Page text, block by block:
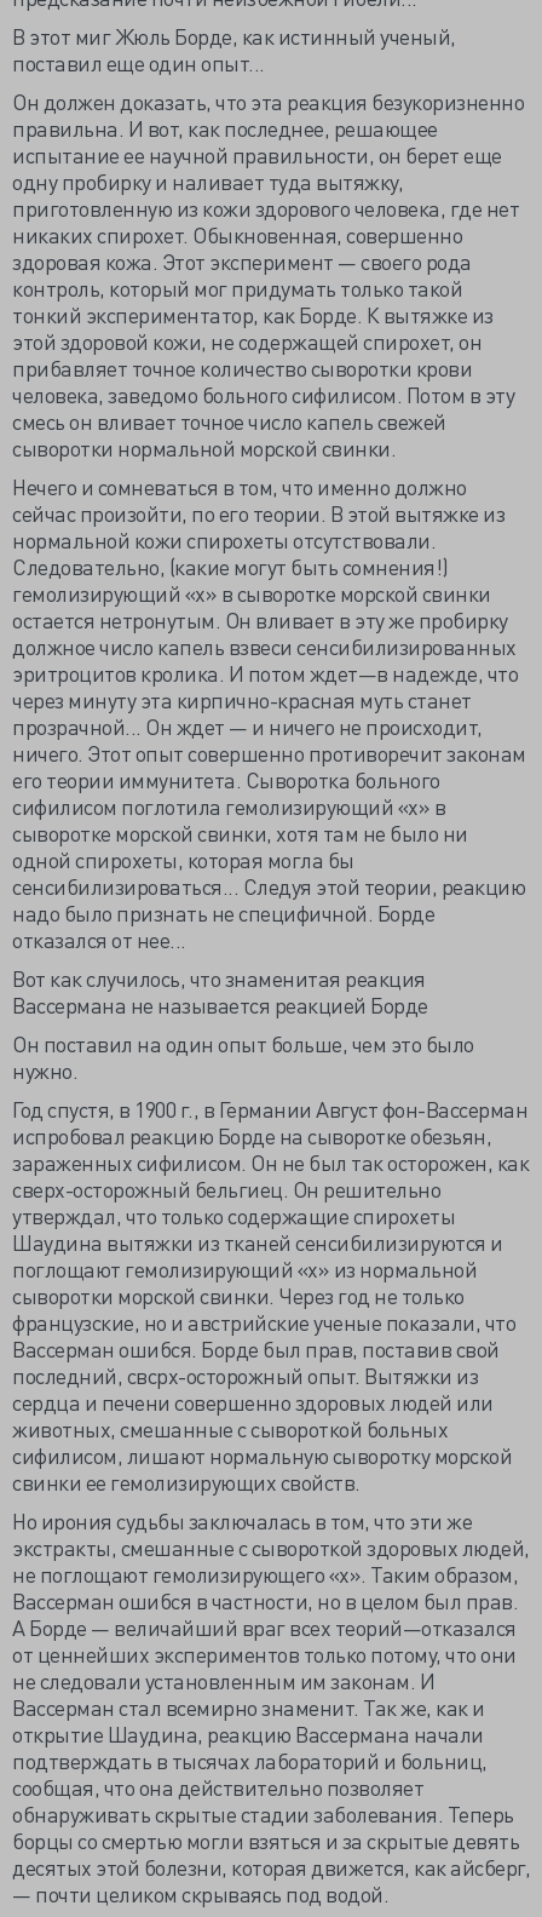
В этот миг Жюль Борде, как истинный ученый,
поставил еще один опыт...
Он должен доказать, что эта реакция безукоризненно
правильна. И вот, как последнее, решающее
испытание ее научной правильности, он берет еще
одну пробирку и наливает туда вытяжку,
приготовленную из кожи здорового человека, где нет
никаких спирохет. Обыкновенная, совершенно
здоровая кожа. Этот эксперимент — своего рода
контроль, который мог придумать только такой
тонкий экспериментатор, как Борде. К вытяжке из
этой здоровой кожи, не содержащей спирохет, он
прибавляет точное количество сыворотки крови
человека, заведомо больного сифилисом. Потом в эту
смесь он вливает точное число капель свежей
сыворотки нормальной морской свинки.
Нечего и сомневаться в том, что именно должно
сейчас произойти, по его теории. В этой вытяжке из
нормальной кожи спирохеты отсутствовали.
Следовательно, (какие могут быть сомнения!)
гемолизирующий «х» в сыворотке морской свинки
остается нетронутым. Он вливает в эту же пробирку
должное число капель взвеси сенсибилизированных
эритроцитов кролика. И потом ждет—в надежде, что
через минуту эта кирпично-красная муть станет
прозрачной... Он ждет — и ничего не происходит,
ничего. Этот опыт совершенно противоречит законам
его теории иммунитета. Сыворотка больного
сифилисом поглотила гемолизирующий «х» в
сыворотке морской свинки, хотя там не было ни
одной спирохеты, которая могла бы
сенсибилизироваться... Следуя этой теории, реакцию
надо было признать не специфичной. Борде
отказался от нее...
Вот как случилось, что знаменитая реакция
Вассермана не называется реакцией Борде
Он поставил на один опыт больше, чем это было
нужно.
Год спустя, в 1900 г., в Германии Август фон-Вассерман
испробовал реакцию Борде на сыворотке обезьян,
зараженных сифилисом. Он не был так осторожен, как
сверх-осторожный бельгиец. Он решительно
утверждал, что только содержащие спирохеты
Шаудина вытяжки из тканей сенсибилизируются и
поглощают гемолизирующий «х» из нормальной
сыворотки морской свинки. Через год не только
французские, но и австрийские ученые показали, что
Вассерман ошибся. Борде был прав, поставив свой
последний, свсрх-осторожный опыт. Вытяжки из
сердца и печени совершенно здоровых людей или
животных, смешанные с сывороткой больных
сифилисом, лишают нормальную сыворотку морской
свинки ее гемолизирующих свойств.
Но ирония судьбы заключалась в том, что эти же
экстракты, смешанные с сывороткой здоровых людей,
не поглощают гемолизирующего «х». Таким образом,
Вассерман ошибся в частности, но в целом был прав.
А Борде — величайший враг всех теорий—отказался
от ценнейших экспериментов только потому, что они
не следовали установленным им законам. И
Вассерман стал всемирно знаменит. Так же, как и
открытие Шаудина, реакцию Вассермана начали
подтверждать в тысячах лабораторий и больниц,
сообщая, что она действительно позволяет
обнаруживать скрытые стадии заболевания. Теперь
борцы со смертью могли взяться и за скрытые девять
десятых этой болезни, которая движется, как айсберг,
— почти целиком скрываясь под водой.